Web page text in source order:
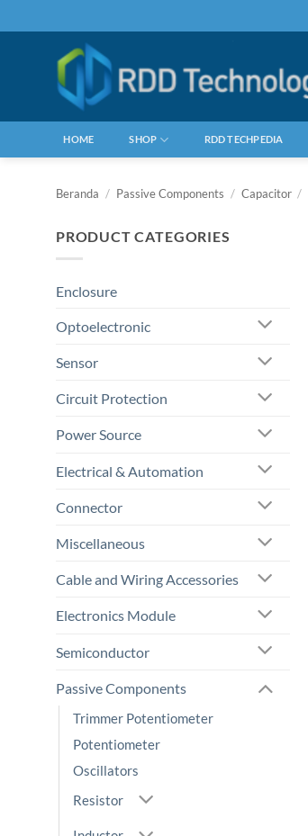
to
HOME SHOP RDD TECHPEDIA
Beranda / Passive Components / Capacitor /
PRODUCT CATEGORIES
Enclosure
Optoelectronic
Sensor
Circuit Protection
Power Source
Electrical & Automation
Connector
Miscellaneous
Cable and Wiring Accessories
Electronics Module
Semiconductor
Passive Components
Trimmer Potentiometer
Potentiometer
Oscillators
Resistor